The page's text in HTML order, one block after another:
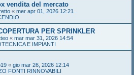
vendita del mercato
« mer apr 01, 2026 12:21
PER SPRINKLER
« mar mar 31, 2026 14:54
E IMPIANTI
« gio mar 26, 2026 12:14
FONTI RINNOVABILI